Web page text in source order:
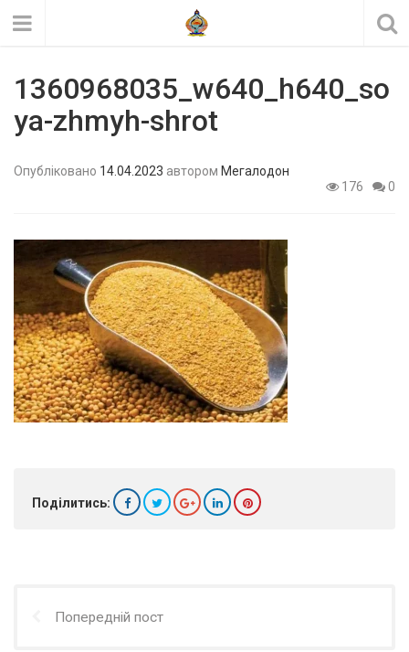
1360968035_w640_h640_so
ya-zhmyh-shrot
Опубліковано 14.04.2023 автором Мегалодон
176
0
Поділитись:
Попередній пост